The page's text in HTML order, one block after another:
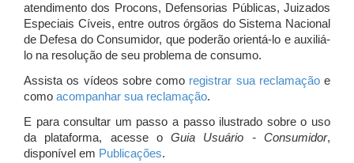
atendimento dos Procons, Defensorias Públicas, Juizados
Especiais Cíveis, entre outros órgãos do Sistema Nacional
de Defesa do Consumidor, que poderão orientá-lo e auxiliá-
lo na resolução de seu problema de consumo.
Assista os vídeos sobre como registrar sua reclamaçãoe
como acompanhar sua reclamação.
E para consultar um passo a passo ilustrado sobre o uso
da plataforma, acesse oGuia Usuário - Consumidor,
disponível em Publicações.